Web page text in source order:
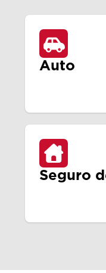
Auto
Seguro